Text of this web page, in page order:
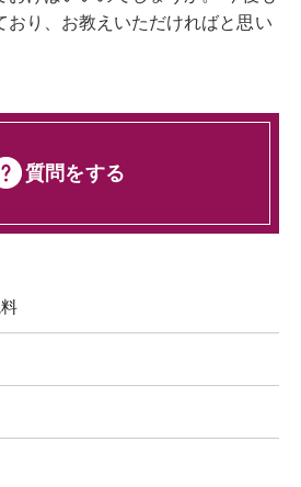
おり、お教えいただければと思い
質問をする